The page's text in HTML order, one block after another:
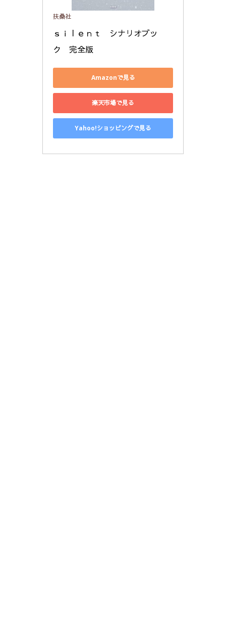
扶桑社
ｓｉｌｅｎｔ　シナリオブッ
ク　完全版
Amazonで見る
楽天市場で見る
Yahoo!ショッピングで見る